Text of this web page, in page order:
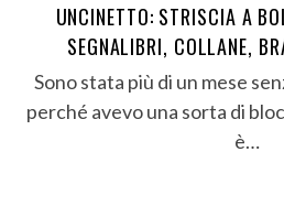
UNCINETTO: STRISCIA A
SEGNALIBRI, COLLANE,
Sono stata più di un mese
perché avevo una sorta di
è…